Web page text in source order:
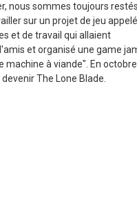
nous sommes toujours restés
sur un projet de jeu
et de travail qui allaient
et organisé une game
machine à viande". En octobre
The Lone Blade.